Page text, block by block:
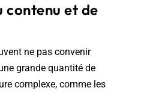
contenu et de
ne pas convenir
grande quantité de
complexe, comme les